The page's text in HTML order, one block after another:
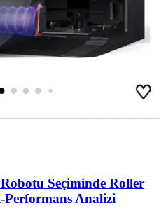
Seçiminde Roller
Analizi